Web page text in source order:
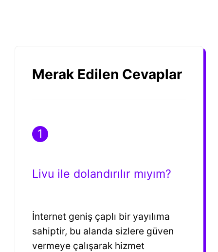
Merak Edilen Cevaplar
1
Livu ile dolandırılır mıyım?
İnternet geniş çaplı bir yayılıma
sahiptir, bu alanda sizlere güven
vermeye çalışarak hizmet